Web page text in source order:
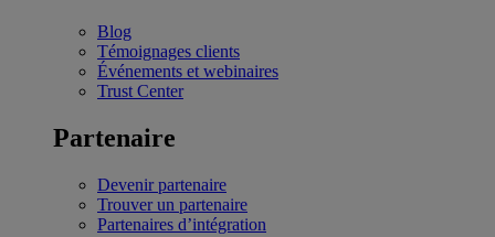
Blog
Témoignages clients
Événements et webinaires
Trust Center
Partenaire
Devenir partenaire
Trouver un partenaire
Partenaires d’intégration